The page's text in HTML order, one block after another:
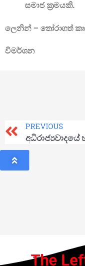
සමාජ ක්‍රමයකි.
ලෙනින් – තෝරාගත්
විමර්ශන
PREVIOUS
The